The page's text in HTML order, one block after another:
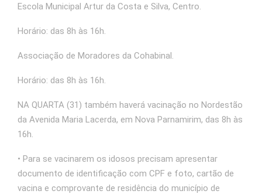
Escola Municipal Artur da Costa e Silva, Centro.
Horário: das 8h às 16h.
Associação de Moradores da Cohabinal.
Horário: das 8h às 16h.
NA QUARTA (31) também haverá vacinação no Nordestão
da Avenida Maria Lacerda, em Nova Parnamirim, das 8h às
16h.
• Para se vacinarem os idosos precisam apresentar
documento de identificação com CPF e foto, cartão de
vacina e comprovante de residência do município de